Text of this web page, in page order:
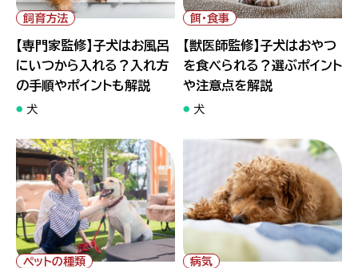
の手順やポイントも解説">
飼育方法
【専門家監修】子犬はお風呂
にいつから入れる？入れ方
の手順やポイントも解説
犬
トや注意点を解説">
餌・食事
【獣医師監修】子犬はおやつ
を食べられる？選ぶポイント
や注意点を解説
犬
" alt="【専門家監修】大型犬を
飼う前に｜種類ごとの 特徴や飼
育用品を確認しよう！">
ペットの種類
" alt="【専門家監修】犬が病気
かも？元気がない時にチェック
したいポイント">
病気